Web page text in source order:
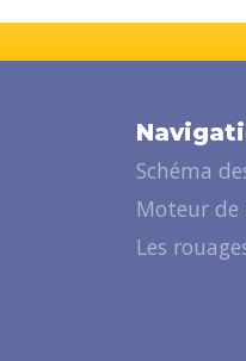
Schéma
Moteur de
Les